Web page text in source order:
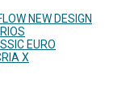
NEW DESIGN
EURO
X